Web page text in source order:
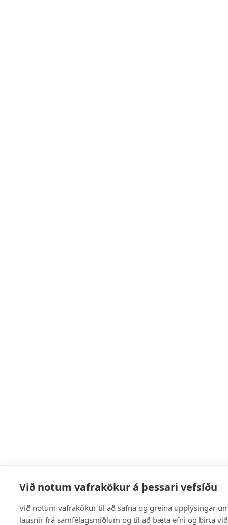
Við notum vafrakökur á þessari vefsíðu
Við notum vafrakökur til að safna og greina upplýsingar
lausnir frá samfélagsmiðlum og til að bæta efni og birta